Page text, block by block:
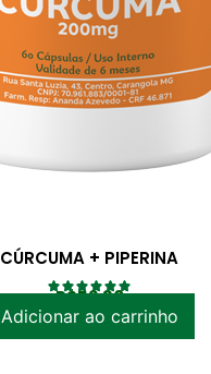
CÚRCUMA + PIPERINA
R$52.30
Adicionar ao carrinho